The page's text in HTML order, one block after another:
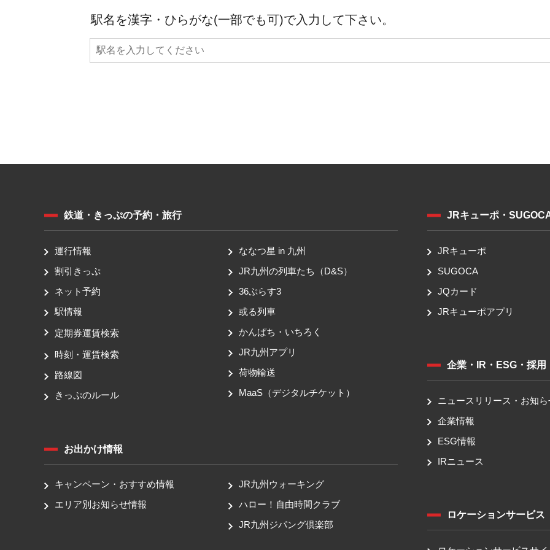
駅名を漢字・ひらがな(一部でも可)で入力して下さい。
鉄道・きっぷの予約・旅行
運行情報
割引きっぷ
ネット予約
駅情報
定期券運賃検索
時刻・運賃検索
路線図
きっぷのルール
ななつ星 in 九州
JR九州の列車たち（D&S）
36ぷらす3
或る列車
かんぱち・いちろく
JR九州アプリ
荷物輸送
MaaS（デジタルチケット）
お出かけ情報
キャンペーン・おすすめ情報
エリア別お知らせ情報
JR九州ウォーキング
ハロー！自由時間クラブ
JR九州ジパング倶楽部
JRキューポ・
JRキューポ
SUGOCA
JQカード
JRキューポアプリ
企業・IR・ESG・採用
ニュースリリース・お知ら
企業情報
ESG情報
IRニュース
ロケーションサービス